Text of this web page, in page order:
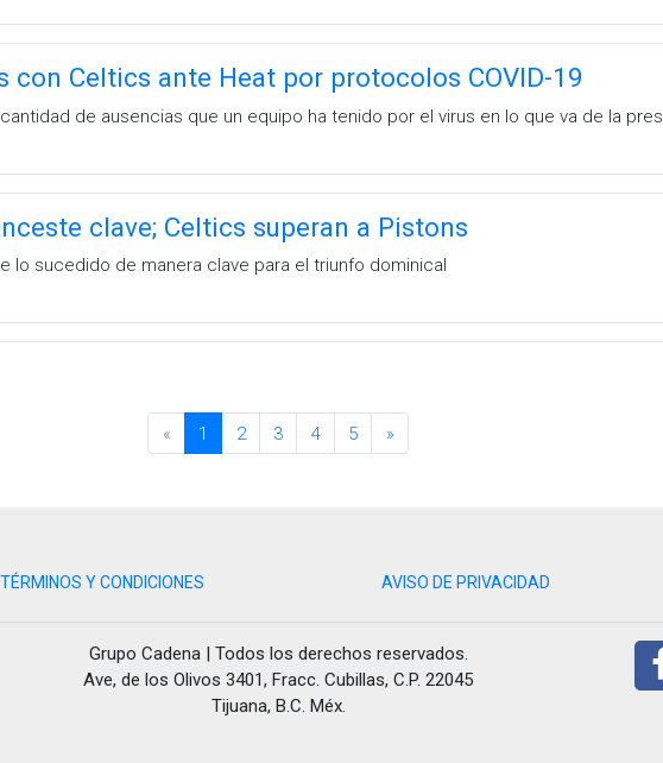
con Celtics ante Heat por protocolos COVID-19
de ausencias que un equipo ha tenido por el virus en lo que va de la
clave; Celtics superan a Pistons
lo sucedido de manera clave para el triunfo dominical
« 1 2 3 4 5 »
TÉRMINOS Y CONDICIONES AVISO DE PRIVACIDAD
Grupo Cadena | Todos los derechos reservados.
Ave, de los Olivos 3401, Fracc. Cubillas, C.P. 22045
Tijuana, B.C. Méx.